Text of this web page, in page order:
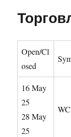
Open/Cl
osed
16 May
25
28 May
25